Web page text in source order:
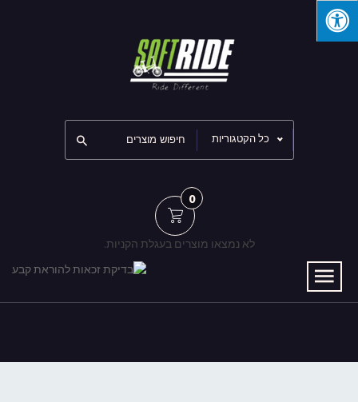
כל הקטגוריות
0
לא נמצאו מוצרים בעגלת הקניות.